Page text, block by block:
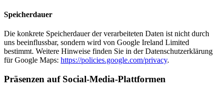
Speicherdauer
Die konkrete Speicherdauer der verarbeiteten Daten ist nicht durch
uns beeinflussbar, sondern wird von Google Ireland Limited
bestimmt. Weitere Hinweise finden Sie in der Datenschutzerklärung
für Google Maps: https://policies.google.com/privacy.
Präsenzen auf Social-Media-Plattformen